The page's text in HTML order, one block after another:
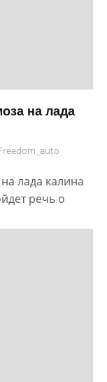
на лада
лада калина
речь о